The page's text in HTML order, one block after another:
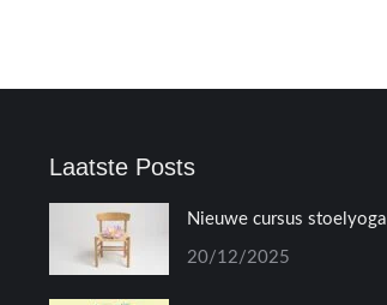
Laatste Posts
Nieuwe cursus stoelyoga
20/12/2025